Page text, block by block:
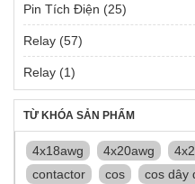
Pin Tích Điện (25)
Relay (57)
Relay (1)
TỪ KHÓA SẢN PHẨM
4x18awg 4x20awg
contactor
cos cos dây